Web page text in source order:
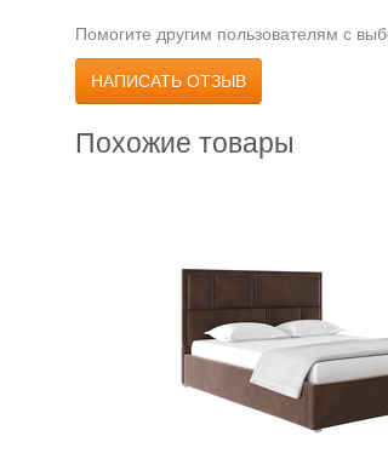
Помогите другим пользователям с
НАПИСАТЬ ОТЗЫВ
Похожие товары